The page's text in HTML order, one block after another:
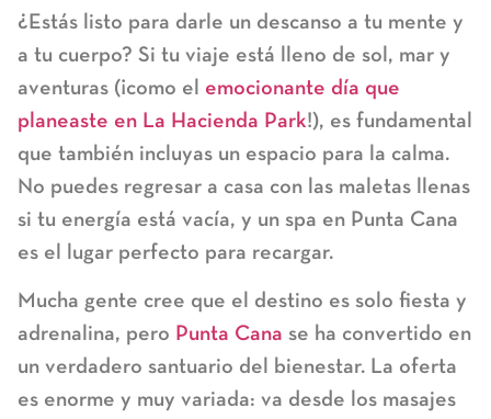
¿Estás listo para darle un descanso a tu mente y
a tu cuerpo? Si tu viaje está lleno de sol, mar y
aventuras (¡como el emocionante día que
planeaste en La Hacienda Park!), es fundamental
que también incluyas un espacio para la calma.
No puedes regresar a casa con las maletas llenas
si tu energía está vacía, y un spa en Punta Cana
es el lugar perfecto para recargar.
Mucha gente cree que el destino es solo fiesta y
adrenalina, pero Punta Cana se ha convertido en
un verdadero santuario del bienestar. La oferta
es enorme y muy variada: va desde los masajes